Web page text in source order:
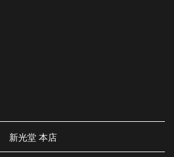
新光堂 本店